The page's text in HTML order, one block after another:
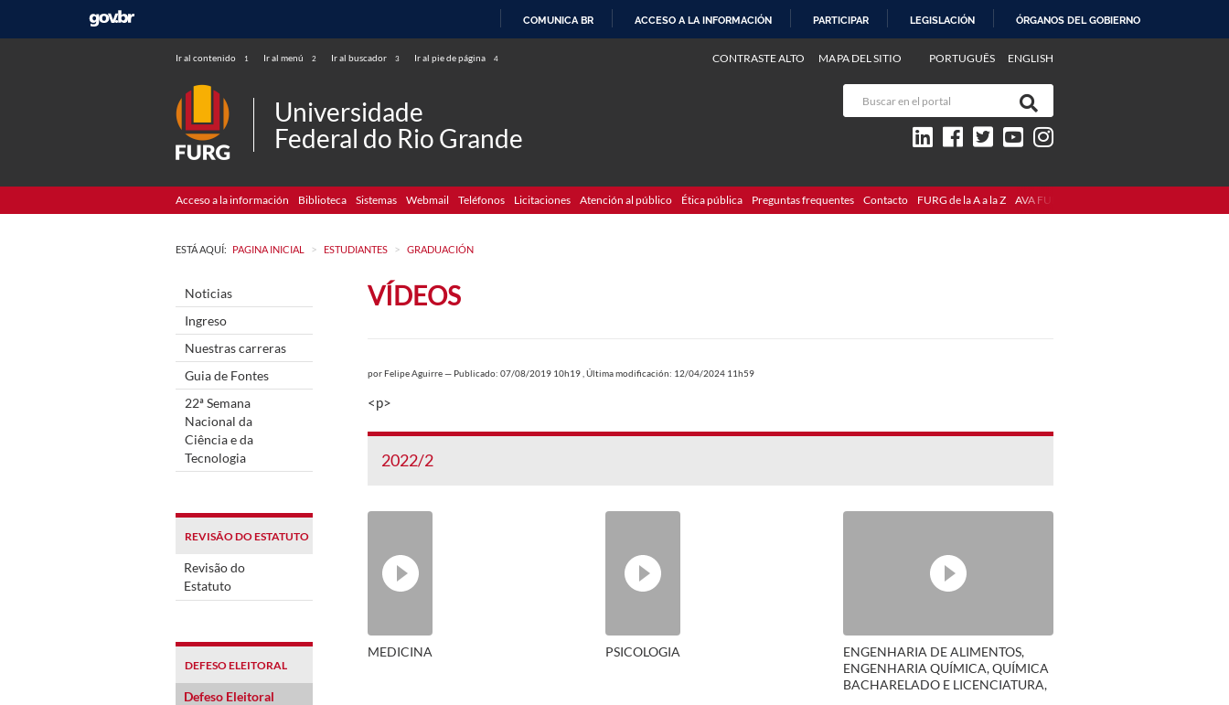
COMUNICA BR ACCESO A LA INFORMACIÓN PARTICIPAR LEGISLACIÓN ÓRGANOS DEL GOBIERNO
Ir al contenido 1 Ir al menú 2 Ir al buscador 3 Ir al pie de página 4 PORTUGUÊS ENGLISH
CONTRASTE ALTO MAPA DEL SITIO
Universidade
Federal do Rio Grande
Acceso a la información Biblioteca Sistemas Webmail Teléfonos Licitaciones Atención al público Ética pública Preguntas frequentes Contacto FURG de la A a la Z AVA FURG
ESTÁ AQUÍ: PAGINA INICIAL > ESTUDIANTES > GRADUACIÓN
Noticias
Ingreso
Nuestras carreras
Guia de Fontes
22ª Semana
Nacional da
Ciência e da
Tecnologia
REVISÃO DO ESTATUTO
Revisão do
Estatuto
DEFESO ELEITORAL
Defeso Eleitoral
VÍDEOS
porFelipe Aguirre— Publicado: 07/08/2019 10h19 Última modificación: 12/04/2024 11h59
<p>
2022/2
MEDICINA PSICOLOGIA
ENGENHARIA DE ALIMENTOS,
ENGENHARIA QUÍMICA, QUÍMICA
BACHARELADO E LICENCIATURA,